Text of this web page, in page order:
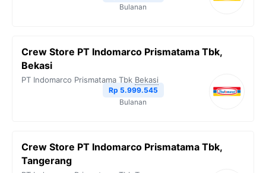
k
Bulanan
Crew Store PT Indomarco Prismatama Tbk,
Bekasi
PT Indomarco Prismatama Tbk Bekasi
Rp 5.999.545
Bulanan
Crew Store PT Indomarco Prismatama Tbk,
Tangerang